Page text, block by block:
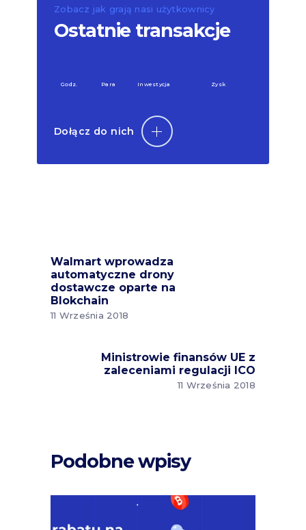
Zobacz jak grają nasi użytkownicy
Ostatnie transakcje
Godz. Para Inwestycja Zysk
Dołącz do nich
Walmart wprowadza
automatyczne drony
dostawcze oparte na
Blokchain
11 Września 2018
Ministrowie finansów UE z
zaleceniami regulacji ICO
11 Września 2018
Podobne wpisy